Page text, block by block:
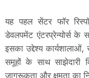
यह पहल सेंटर फॉर
डेवलपमेंट एंटरप्रेन्योर्स
इसका उद्देश्य कार्यशालाओं,
समूहों के साथ साझेदारी
जागरूकता और क्षमता का